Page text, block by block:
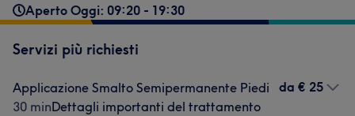
Aperto Oggi: 09:20 - 19:30
Servizi più richiesti
Applicazione Smalto Semipermanente Piedi
30 minDettagli importanti del trattamento
da € 25